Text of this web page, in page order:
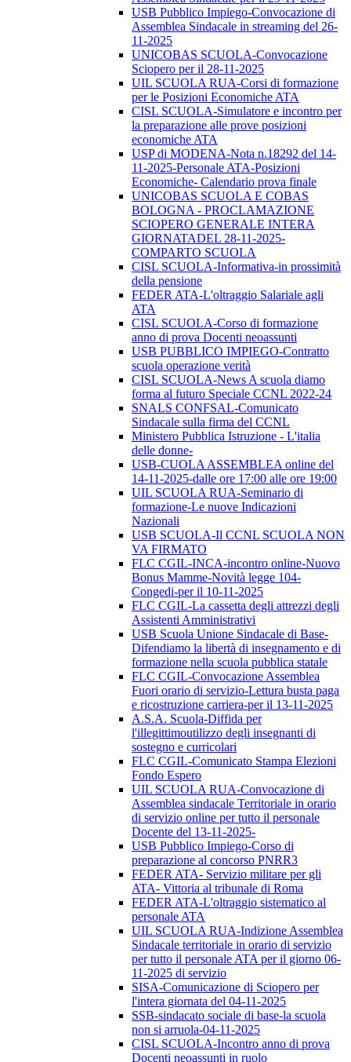
USB Pubblico Impiego-Convocazione di
Assemblea Sindacale in streaming del 26-
11-2025
UNICOBAS SCUOLA-Convocazione
Sciopero per il 28-11-2025
UIL SCUOLA RUA-Corsi di formazione
per le Posizioni Economiche ATA
CISL SCUOLA-Simulatore e incontro per
la preparazione alle prove posizioni
economiche ATA
USP di MODENA-Nota n.18292 del 14-
11-2025-Personale ATA-Posizioni
Economiche- Calendario prova finale
UNICOBAS SCUOLA E COBAS
BOLOGNA - PROCLAMAZIONE
SCIOPERO GENERALE INTERA
GIORNATADEL 28-11-2025-
COMPARTO SCUOLA
CISL SCUOLA-Informativa-in prossimità
della pensione
FEDER ATA-L'oltraggio Salariale agli
ATA
CISL SCUOLA-Corso di formazione
anno di prova Docenti neoassunti
USB PUBBLICO IMPIEGO-Contratto
scuola operazione verità
CISL SCUOLA-News A scuola diamo
forma al futuro Speciale CCNL 2022-24
SNALS CONFSAL-Comunicato
Sindacale sulla firma del CCNL
Ministero Pubblica Istruzione - L'italia
delle donne-
USB-CUOLA ASSEMBLEA online del
14-11-2025-dalle ore 17:00 alle ore 19:00
UIL SCUOLA RUA-Seminario di
formazione-Le nuove Indicazioni
Nazionali
USB SCUOLA-Il CCNL SCUOLA NON
VA FIRMATO
FLC CGIL-INCA-incontro online-Nuovo
Bonus Mamme-Novità legge 104-
Congedi-per il 10-11-2025
FLC CGIL-La cassetta degli attrezzi degli
Assistenti Amministrativi
USB Scuola Unione Sindacale di Base-
Difendiamo la libertà di insegnamento e di
formazione nella scuola pubblica statale
FLC CGIL-Convocazione Assemblea
Fuori orario di servizio-Lettura busta paga
e ricostruzione carriera-per il 13-11-2025
A.S.A. Scuola-Diffida per
l'illegittimoutilizzo degli insegnanti di
sostegno e curricolari
FLC CGIL-Comunicato Stampa Elezioni
Fondo Espero
UIL SCUOLA RUA-Convocazione di
Assemblea sindacale Territoriale in orario
di servizio online per tutto il personale
Docente del 13-11-2025-
USB Pubblico Impiego-Corso di
preparazione al concorso PNRR3
FEDER ATA- Servizio militare per gli
ATA- Vittoria al tribunale di Roma
FEDER ATA-L'oltraggio sistematico al
personale ATA
UIL SCUOLA RUA-Indizione Assemblea
Sindacale territoriale in orario di servizio
per tutto il personale ATA per il giorno 06-
11-2025 di servizio
SISA-Comunicazione di Sciopero per
l'intera giornata del 04-11-2025
SSB-sindacato sociale di base-la scuola
non si arruola-04-11-2025
CISL SCUOLA-Incontro anno di prova
Docenti neoassunti in ruolo